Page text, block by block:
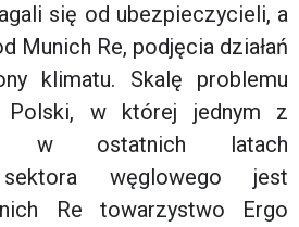
się od ubezpieczycieli, a
Munich Re, podjęcia działań
klimatu. Skalę problemu
Polski, w której jednym z
w ostatnich latach
sektora węglowego jest
Re towarzystwo Ergo